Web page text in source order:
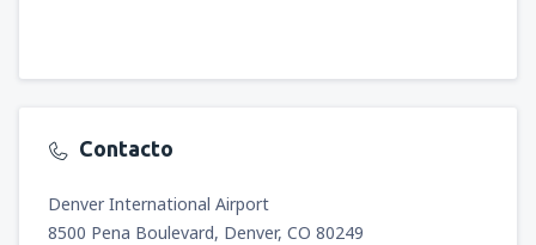
Contacto
Denver International Airport
8500 Pena Boulevard, Denver, CO 80249